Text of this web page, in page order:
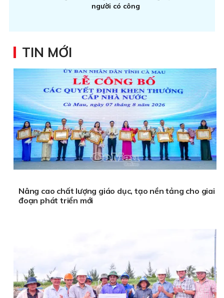
người có công
TIN MỚI
Nâng cao chất lượng giáo dục, tạo nền tảng cho giai
đoạn phát triển mới